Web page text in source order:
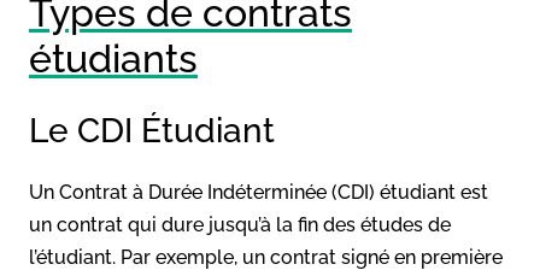
Types de contrats
étudiants
Le CDI Étudiant
Un Contrat à Durée Indéterminée (CDI) étudiant est
un contrat qui dure jusqu’à la fin des études de
l’étudiant. Par exemple, un contrat signé en première